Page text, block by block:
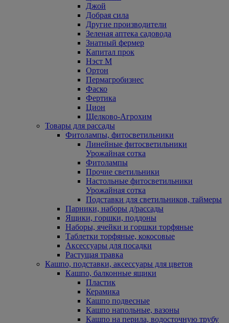
Джой
Добрая сила
Другие производители
Зеленая аптека садовода
Знатный фермер
Капитал прок
Нэст М
Ортон
Пермагробизнес
Фаско
Фертика
Цион
Щелково-Агрохим
Товары для рассады
Фитолампы, фитосветильники
Линейные фитосветильники
Урожайная сотка
Фитолампы
Прочие светильники
Настольные фитосветильники
Урожайная сотка
Подставки для светильников, таймеры
Парники, наборы д/рассады
Ящики, горшки, поддоны
Наборы, ячейки и горшки торфяные
Таблетки торфяные, кокосовые
Аксессуары для посадки
Растущая травка
Кашпо, подставки, аксессуары для цветов
Кашпо, балконные ящики
Пластик
Керамика
Кашпо подвесные
Кашпо напольные, вазоны
Кашпо на перила, водосточную трубу